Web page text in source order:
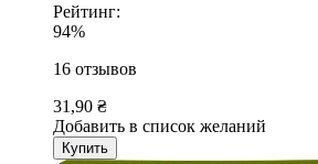
Рейтинг:
94%
16 отзывов
31,90 ₴
Добавить в список желаний
Купить